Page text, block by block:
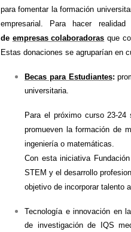
para fomentar la formación
empresarial. Para hacer
de empresas colaboradoras que
Estas donaciones se agruparían en
Becas para Estudiantes:
universitaria.
Para el próximo curso 23-
promueven la formación de
ingeniería o matemáticas.
Con esta iniciativa
STEM y el desarrollo
objetivo de incorporar talento
Tecnología e innovación en
de investigación de IQS